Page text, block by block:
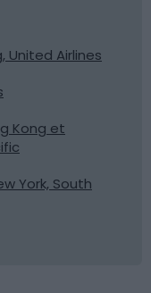
United Airlines
Kong et
York, South